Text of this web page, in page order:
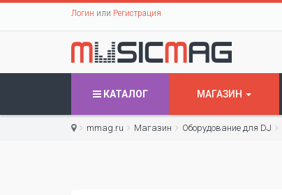
Логин или Регистрация
КАТАЛОГ МАГАЗИН
mmag.ru Магазин Оборудование для DJ